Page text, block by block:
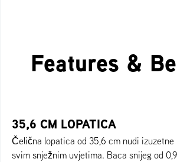
Features &
35,6 CM LOPATICA
Čelična lopatica od 35,6 cm nudi izuzetne
svim snježnim uvjetima. Baca snijeg od